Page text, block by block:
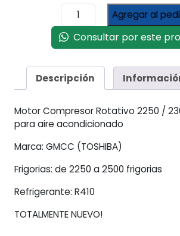
Compresor
Motor
Rotativo
2250
2300
Frigorias
Gmcc
cantidad
Agregar al
Consultar por este
Descripción
Motor Compresor Rotativo 2250 /
para aire acondicionado
Marca: GMCC (TOSHIBA)
Frigorias: de 2250 a 2500 frigorias
Refrigerante: R410
TOTALMENTE NUEVO!